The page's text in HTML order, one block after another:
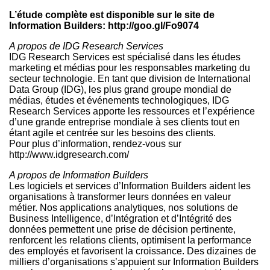
L’étude complète est disponible sur le site de
Information Builders: http://goo.gl/Fo9074
A propos de IDG Research Services
IDG Research Services est spécialisé dans les études
marketing et médias pour les responsables marketing du
secteur technologie. En tant que division de International
Data Group (IDG), les plus grand groupe mondial de
médias, études et événements technologiques, IDG
Research Services apporte les ressources et l’expérience
d’une grande entreprise mondiale à ses clients tout en
étant agile et centrée sur les besoins des clients.
Pour plus d’information, rendez-vous sur
http://www.idgresearch.com/
A propos de Information Builders
Les logiciels et services d’Information Builders aident les
organisations à transformer leurs données en valeur
métier. Nos applications analytiques, nos solutions de
Business Intelligence, d’Intégration et d’Intégrité des
données permettent une prise de décision pertinente,
renforcent les relations clients, optimisent la performance
des employés et favorisent la croissance. Des dizaines de
milliers d’organisations s’appuient sur Information Builders